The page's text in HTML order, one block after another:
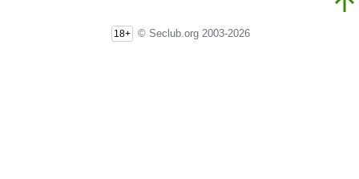
18+ © Seclub.org 2003-2026